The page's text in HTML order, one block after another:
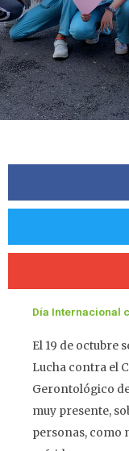
Día Internacional
El 19 de octubre
Lucha contra el
Gerontológico
muy presente,
personas, como